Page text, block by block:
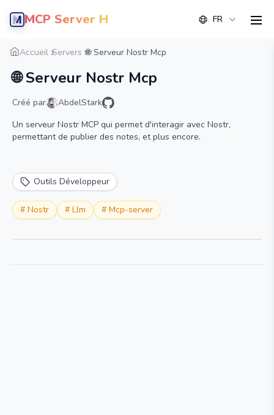
MCP Server Hub FR
Accueil Servers 🌐 Serveur Nostr Mcp
🌐 Serveur Nostr Mcp
Créé par
AbdelStark
Un serveur Nostr MCP qui permet d'interagir avec Nostr,
permettant de publier des notes, et plus encore.
Outils Développeur
# Nostr # Llm # Mcp-server
Aperçu Détail Alternative